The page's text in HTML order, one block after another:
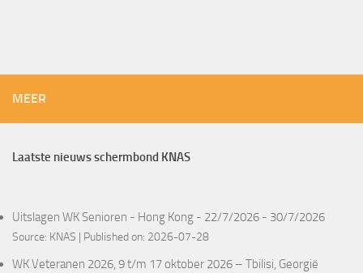
MEER
Laatste nieuws schermbond KNAS
Uitslagen WK Senioren - Hong Kong - 22/7/2026 - 30/7/2026
Source: KNAS Published on: 2026-07-28
WK Veteranen 2026, 9 t/m 17 oktober 2026 – Tbilisi, Georgië